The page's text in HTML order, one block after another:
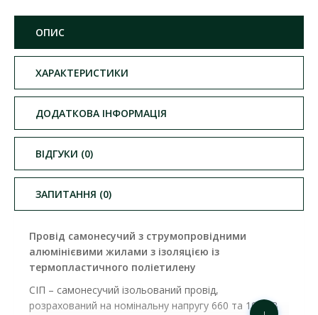
ОПИС
ХАРАКТЕРИСТИКИ
ДОДАТКОВА ІНФОРМАЦІЯ
ВІДГУКИ (0)
ЗАПИТАННЯ (0)
Провід самонесучий з струмопровідними
алюмінієвими жилами з ізоляцією із
термопластичного поліетилену
СІП – самонесучий ізольований провід,
розрахований на номінальну напругу 660 та 1000 В